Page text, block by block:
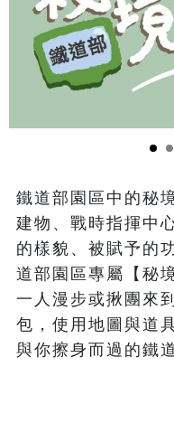
鐵道部園區中的秘
建物、戰時指揮中
的樣貌、被賦予的
道部園區專屬【秘
一人漫步或揪團來
包，使用地圖與道
與你擦身而過的鐵